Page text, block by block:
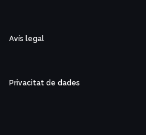
Avís legal
Privacitat de dades